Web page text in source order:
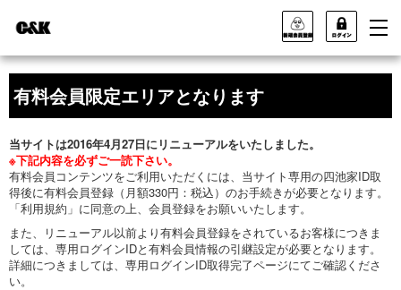
有料会員限定エリアとなります
当サイトは2016年4月27日にリニューアルをいたしました。
※下記内容を必ずご一読下さい。
有料会員コンテンツをご利用いただくには、当サイト専用の四池家ID取
得後に有料会員登録（月額330円：税込）のお手続きが必要となります。
「利用規約」に同意の上、会員登録をお願いいたします。
また、リニューアル以前より有料会員登録をされているお客様につきま
しては、専用ログインIDと有料会員情報の引継設定が必要となります。
詳細につきましては、専用ログインID取得完了ページにてご確認くださ
い。